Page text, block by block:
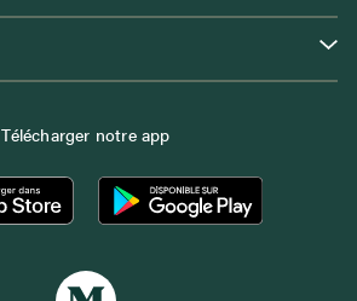
Télécharger notre app